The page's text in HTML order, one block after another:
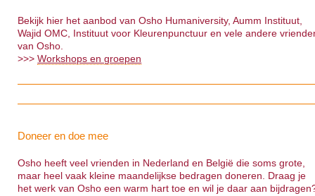
Bekijk hier het aanbod van Osho Humaniversity, Aumm Instituut,
Wajid OMC, Instituut voor Kleurenpunctuur en vele andere
van Osho.
>>>Workshops en groepen
Doneer en doe mee
Osho heeft veel vrienden in Nederland en België die soms grote,
maar heel vaak kleine maandelijkse bedragen doneren. Draag je
het werk van Osho een warm hart toe en wil je daar aan